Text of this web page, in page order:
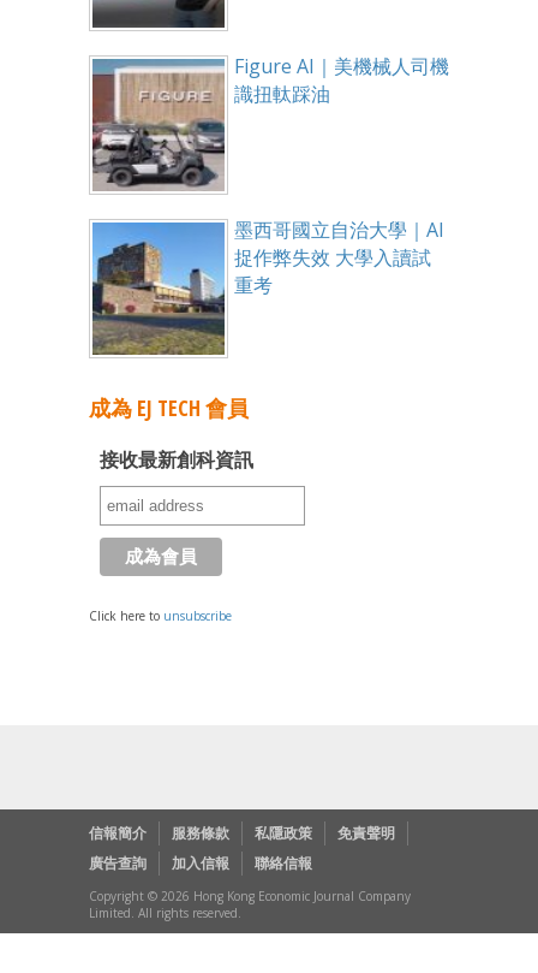
Figure AI｜美機械人司機
識扭軚踩油
墨西哥國立自治大學｜AI
捉作弊失效 大學入讀試
重考
成為 EJ TECH 會員
接收最新創科資訊
Click here to unsubscribe
信報簡介 服務條款 私隱政策
免責聲明
廣告查詢
加入信報 聯絡信報
Copyright © 2026 Hong Kong Economic Journal Company
Limited. All rights reserved.